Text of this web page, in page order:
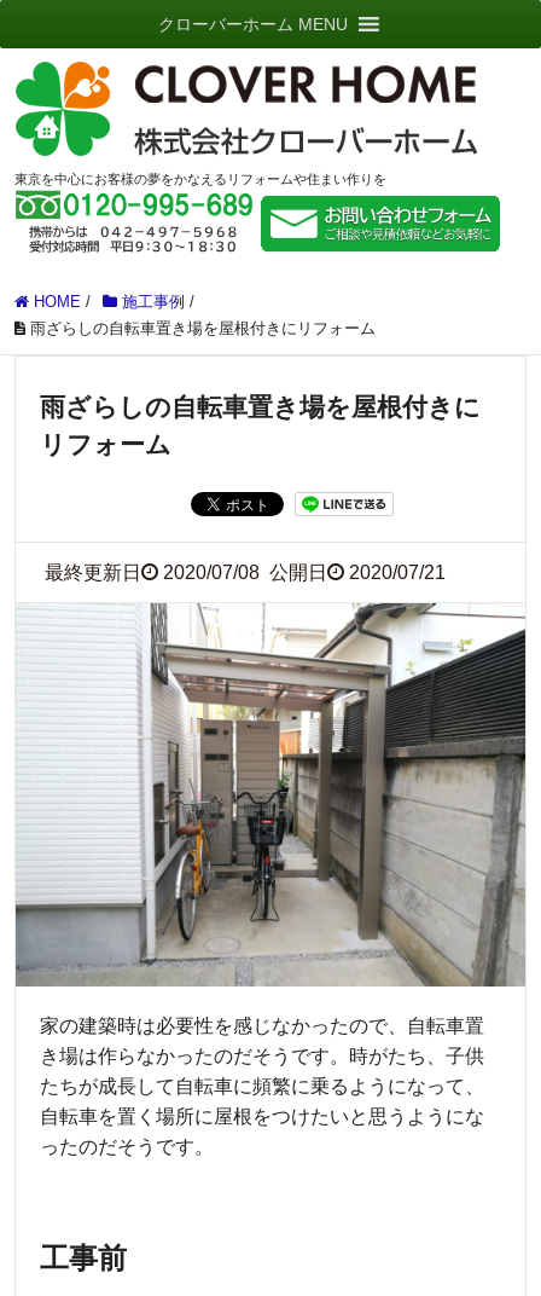
東京を中心にお客様の夢をかなえるリフォームや住まい作りを
クローバーホーム MENU
HOME / 施工事例 /
雨ざらしの自転車置き場を屋根付きにリフォーム
雨ざらしの自転車置き場を屋根付きに
リフォーム
最終更新日 2020/07/08 公開日 2020/07/21
家の建築時は必要性を感じなかったので、自転車置
き場は作らなかったのだそうです。時がたち、子供
たちが成長して自転車に頻繁に乗るようになって、
自転車を置く場所に屋根をつけたいと思うようにな
ったのだそうです。
工事前